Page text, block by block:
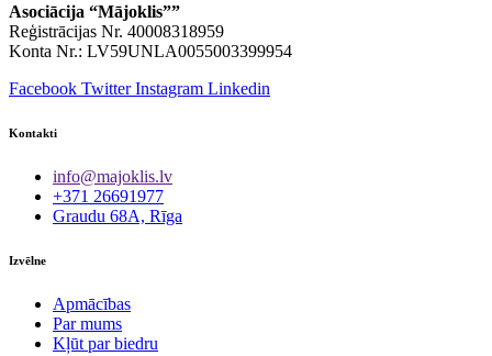
Asociācija “Mājoklis””
Reģistrācijas Nr. 40008318959
Konta Nr.: LV59UNLA0055003399954
Facebook Twitter Instagram Linkedin
Kontakti
info@majoklis.lv
+371 26691977
Graudu 68A, Rīga
Izvēlne
Apmācības
Par mums
Kļūt par biedru